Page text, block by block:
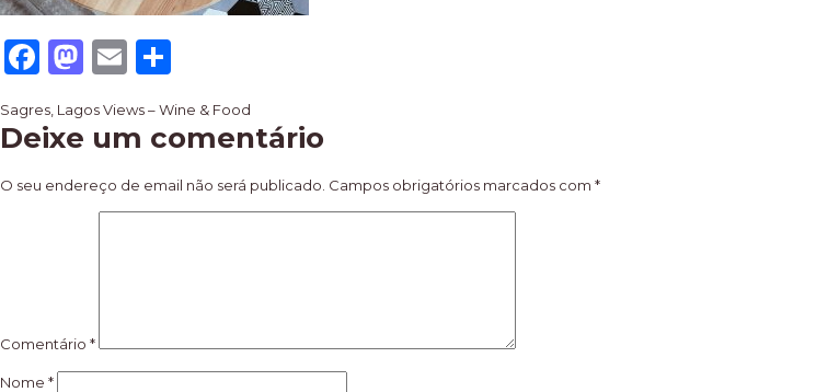
Facebook
Mastodon
Email
Navegação
de
artigos
Sagres, Lagos Views – Wine & Food
Deixe um comentário
O seu endereço de email não será publicado. Campos obrigatórios marcados com *
Comentário *
Nome *